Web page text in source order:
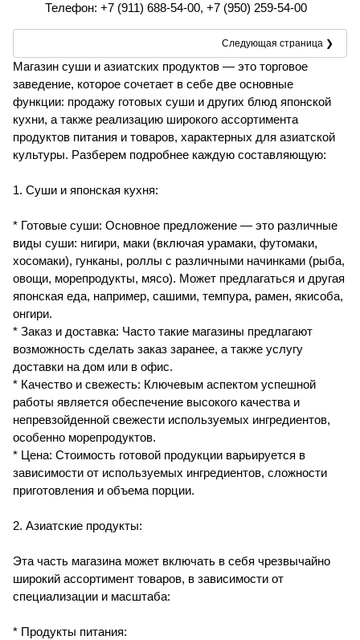
Телефон: +7 (911) 688-54-00, +7 (950) 259-54-00
Следующая страница ❯
Магазин суши и азиатских продуктов — это торговое
заведение, которое сочетает в себе две основные
функции: продажу готовых суши и других блюд японской
кухни, а также реализацию широкого ассортимента
продуктов питания и товаров, характерных для азиатской
культуры. Разберем подробнее каждую составляющую:
1. Суши и японская кухня:
* Готовые суши: Основное предложение — это различные
виды суши: нигири, маки (включая урамаки, футомаки,
хосомаки), гунканы, роллы с различными начинками (рыба,
овощи, морепродукты, мясо). Может предлагаться и другая
японская еда, например, сашими, темпура, рамен, якисоба,
онгири.
* Заказ и доставка: Часто такие магазины предлагают
возможность сделать заказ заранее, а также услугу
доставки на дом или в офис.
* Качество и свежесть: Ключевым аспектом успешной
работы является обеспечение высокого качества и
непревзойденной свежести используемых ингредиентов,
особенно морепродуктов.
* Цена: Стоимость готовой продукции варьируется в
зависимости от используемых ингредиентов, сложности
приготовления и объема порции.
2. Азиатские продукты:
Эта часть магазина может включать в себя чрезвычайно
широкий ассортимент товаров, в зависимости от
специализации и масштаба:
* Продукты питания: